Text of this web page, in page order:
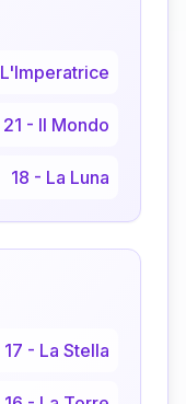
L'Imperatrice
21 - Il Mondo
18 - La Luna
17 - La Stella